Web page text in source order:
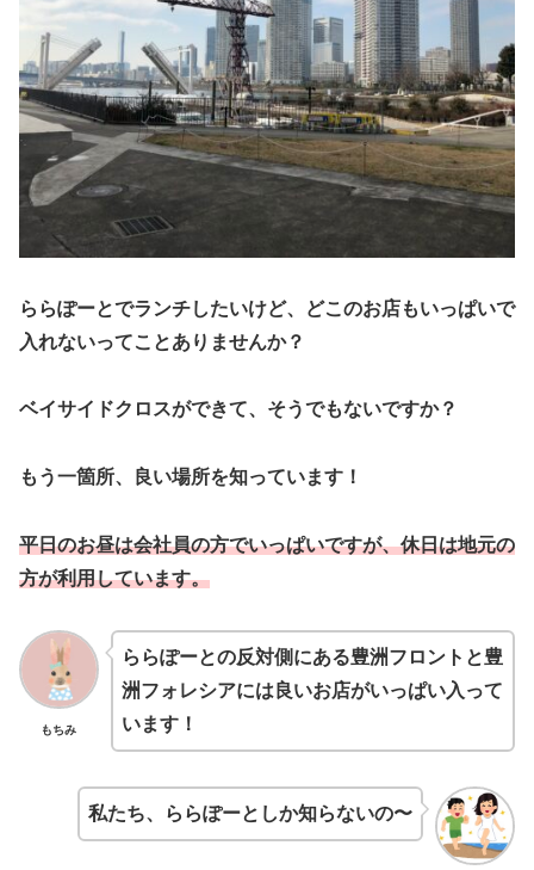
ららぽーとでランチしたいけど、どこのお店もいっぱいで
入れないってことありませんか？
ベイサイドクロスができて、そうでもないですか？
もう一箇所、良い場所を知っています！
平日のお昼は会社員の方でいっぱいですが、休日は地元の
方が利用しています。
もちみ
ららぽーとの反対側にある豊洲フロントと豊
洲フォレシアには良いお店がいっぱい入って
います！
私たち、ららぽーとしか知らないの〜